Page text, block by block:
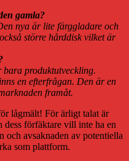
gamla?
nya är lite färggladare och
större hårddisk vilket är
bara produktutveckling.
en efterfrågan. Den är en
framåt.
lågmält! För ärligt talat är
dess förfäktare vill inte ha en
och avsaknaden av potentiella
som plattform.